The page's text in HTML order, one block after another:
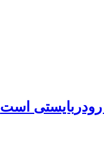
رودربایستی است